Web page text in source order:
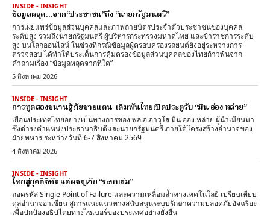
INSIDE - INSIGHT
ข้อมูลหลุด…จาก“ประชาชน”ถึง “นายกรัฐมนตรี”
การเผยแพร่ข้อมูลส่วนบุคคลและภาพถ่ายบัตรประจำตัวประชาชนของบุคคล
ระดับสูง รวมถึงนายกรัฐมนตรี ผู้บริหารกระทรวงมหาดไทย และข้าราชการระดับ
สูง บนโลกออนไลน์ ในช่วงที่กรณีข้อมูลผู้ครอบครองรถยนต์ยังอยู่ระหว่างการ
ตรวจสอบ ได้ทำให้ประเด็นการคุ้มครองข้อมูลส่วนบุคคลของไทยก้าวพ้นจาก
คำถามเรื่อง “ข้อมูลหลุดจากที่ใด”
5 สิงหาคม 2026
INSIDE - INSIGHT
การทูตสองขนานสู้ภัยชายแดน เดิมพันไทยเปิดประตูรับ “มิน อ่อง หล่าย”
เยือนประเทศไทยอย่างเป็นทางการของ พล.อ.อาวุโส มิน อ่อง หล่าย ผู้นำเมียนมา
ซึ่งดำรงตำแหน่งประธานาธิบดีและนายกรัฐมนตรี ภายใต้โครงสร้างอำนาจของ
ฝ่ายทหาร ระหว่างวันที่ 6-7 สิงหาคม 2569
4 สิงหาคม 2026
INSIDE - INSIGHT
ไทยสู่ยุคดิจิทัล แต่ผจญภัย “ระบบล่ม”
ถอดรหัส Single Point of Failure และความเหลื่อมล้ำทางเทคโนโลยี เปรียบเทียบ
ดุลอำนาจอาเซียน สู่การแนะแนวทางสนับสนุนระบบรักษาความปลอดภัยอัจฉริยะ
เพื่อปกป้องอธิปไตยทางไซเบอร์ของประเทศอย่างยั่งยืน